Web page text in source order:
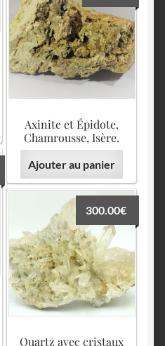
Axinite et Épidote,
Chamrousse, Isère.
Ajouter au panier
Quartz avec cristaux
300.00€